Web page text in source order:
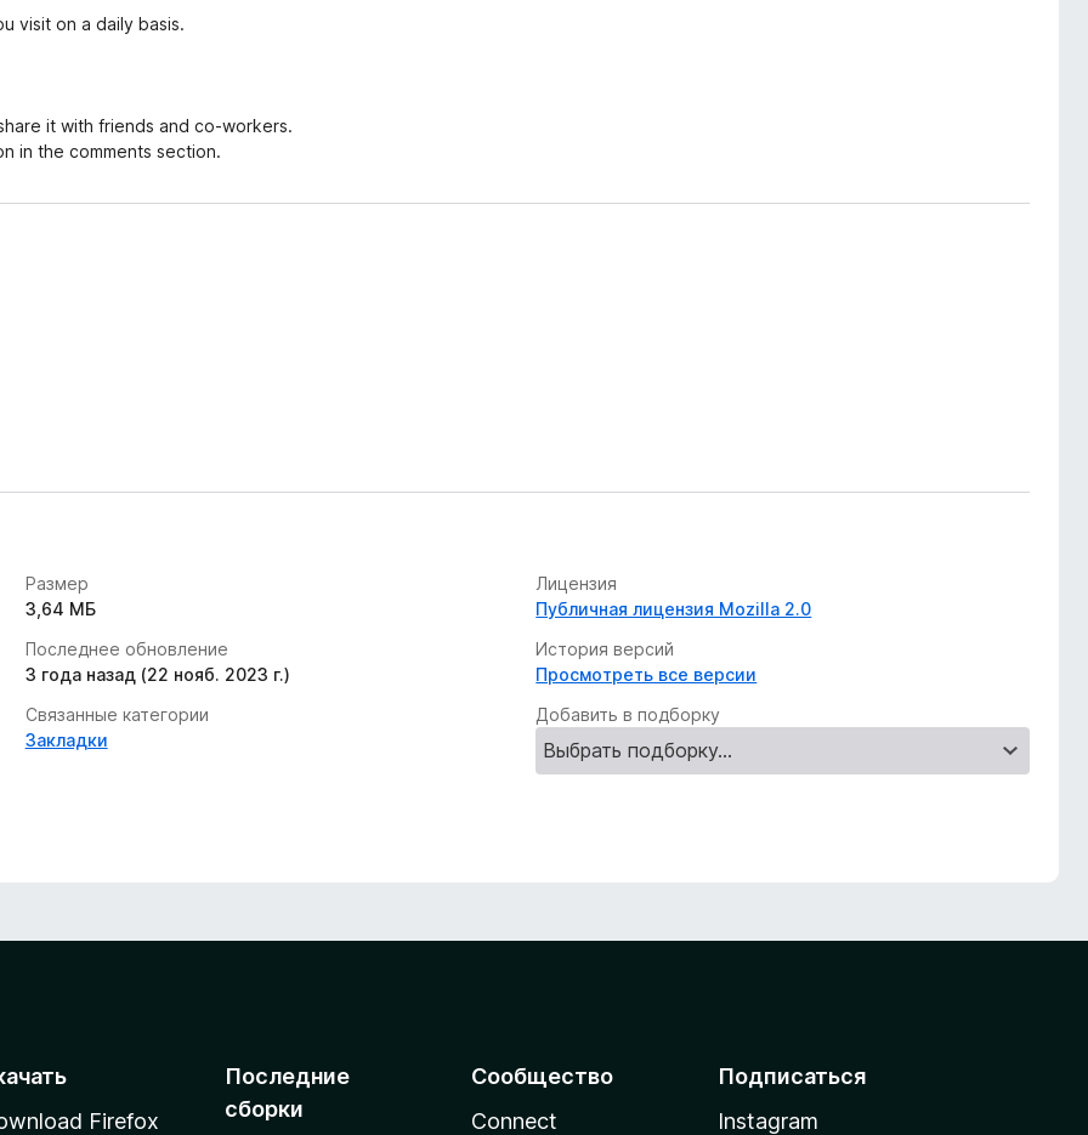
visit on a daily basis.
it with friends and co-workers.
in the comments section.
Размер
3,64 МБ
Последнее обновление
3 года назад (22 нояб. 2023 г.)
Связанные категории
Закладки
Лицензия
Публичная лицензия Mozilla 2.0
История версий
Просмотреть все версии
Добавить в подборку
Firefox
Последние
сборки
Сообщество
Connect
Подписаться
Instagram